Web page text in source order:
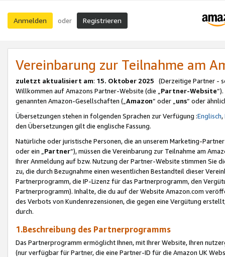
Anmelden oder Registrieren
Vereinbarung zur Teilnahme am
zuletzt aktualisiert am: 15. Oktober 2025 (Derzeitige Partner -
Willkommen auf Amazons Partner-Website (die „Partner-Website
genannten Amazon-Gesellschaften („Amazon“ oder „uns“ oder
Übersetzungen stehen in folgenden Sprachen zur Verfügung :Englisch,
den Übersetzungen gilt die englische Fassung.
Natürliche oder juristische Personen, die an unserem Marketing-
oder ein „Partner“), müssen die Vereinbarung zur Teilnahme am
Ihrer Anmeldung auf bzw. Nutzung der Partner-Website stimmen Sie
zu, die durch Bezugnahme einen wesentlichen Bestandteil dieser
Partnerprogramm, die IP-Lizenz für das Partnerprogramm, den
Partnerprogramm). Inhalte, die du auf der Website Amazon.com
des Verbots von Kundenrezensionen, die gegen eine Vergütung
durch.
1.Beschreibung des Partnerprogramms
Das Partnerprogramm ermöglicht Ihnen, mit Ihrer Website, Ihren
(nur verfügbar für Partner, die eine Partner-ID für die Amazon UK